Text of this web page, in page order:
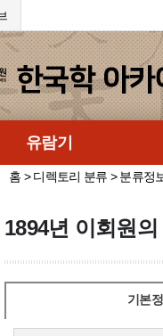
유람기
홈 > 디렉토리 분류 > 분류정
1894년 이회원
기본